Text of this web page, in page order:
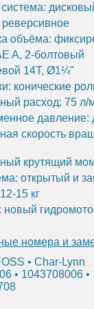
объёма:
A, 2-болтовый
14T, Ø1¼"
конические
расход: 75 л/
давление:
скорость
крутящий
открытый и
15 кг
новый
номера и
• Char-Lynn
• 1043708006